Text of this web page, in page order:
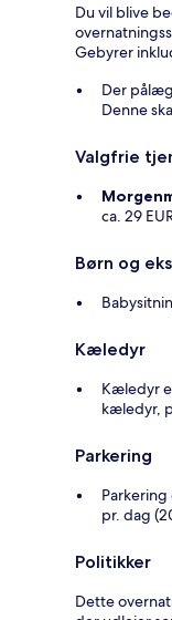
Du vil blive
Gebyrer
Der
Denne
Valgfrie
ca. 29
Børn og
Kæledyr
Kæledyr
kæledyr,
Parkering
pr. dag
Politikker
Dette